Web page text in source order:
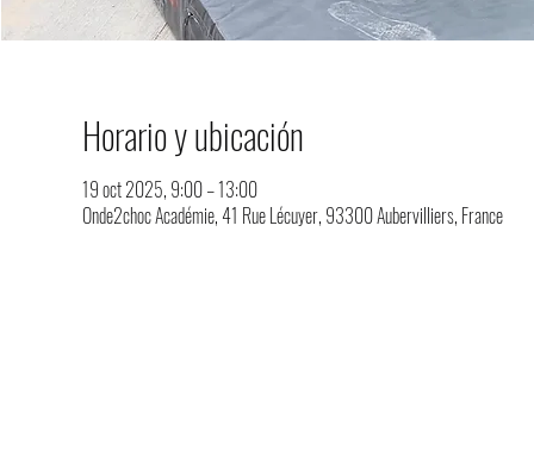
Horario y ubicación
19 oct 2025, 9:00 – 13:00
Onde2choc Académie, 41 Rue Lécuyer, 93300 Aubervilliers, France